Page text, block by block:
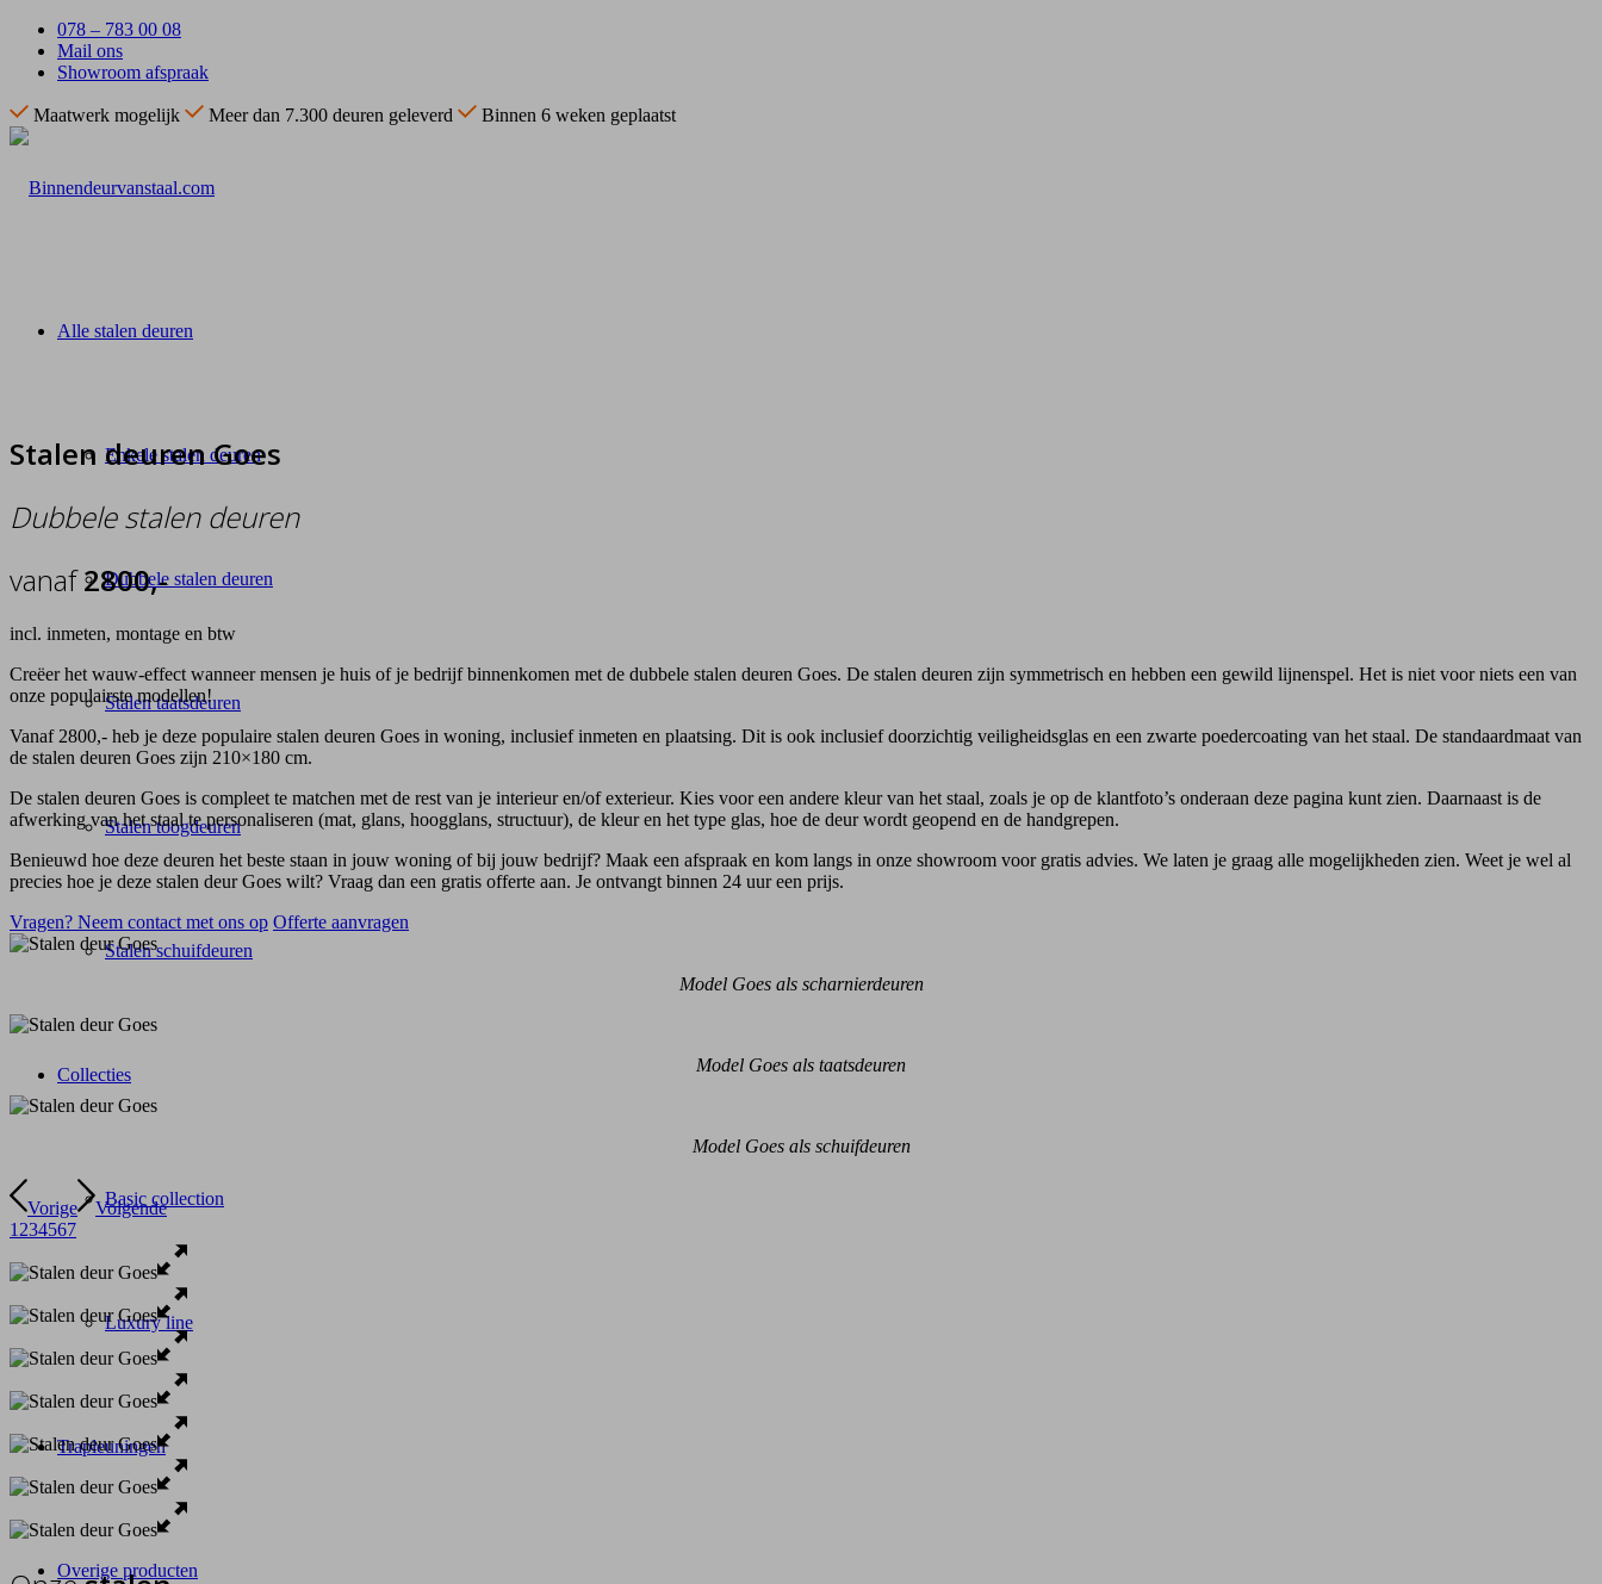
078 – 783 00 08
Mail ons
Showroom afspraak
Maatwerk mogelijk Meer dan 7.300 deuren geleverd Binnen 6 weken geplaatst
Alle stalen deuren
Enkele stalen deuren
Dubbele stalen deuren
Stalen taatsdeuren
Stalen toogdeuren
Stalen schuifdeuren
Collecties
Basic collection
Luxury line
Trapleuningen
Overige producten
Stalen deuren Goes
Dubbele stalen deuren
vanaf2800,-
incl. inmeten, montage en btw
Creëer het wauw-effect wanneer mensen je huis of je bedrijf binnenkomen met de dubbele stalen deuren Goes. De stalen deuren zijn symmetrisch en hebben een gewild lijnenspel. Het is niet voor niets een van
onze populairste modellen!
Vanaf 2800,- heb je deze populaire stalen deuren Goes in woning, inclusief inmeten en plaatsing. Dit is ook inclusief doorzichtig veiligheidsglas en een zwarte poedercoating van het staal. De standaardmaat van
de stalen deuren Goes zijn 210×180 cm.
De stalen deuren Goes is compleet te matchen met de rest van je interieur en/of exterieur. Kies voor een andere kleur van het staal, zoals je op de klantfoto’s onderaan deze pagina kunt zien. Daarnaast is de
afwerking van het staal te personaliseren (mat, glans, hoogglans, structuur), de kleur en het type glas, hoe de deur wordt geopend en de handgrepen.
Benieuwd hoe deze deuren het beste staan in jouw woning of bij jouw bedrijf? Maak een afspraak en kom langs in onze showroom voor gratis advies. We laten je graag alle mogelijkheden zien. Weet je wel al
precies hoe je deze stalen deur Goes wilt? Vraag dan een gratis offerte aan. Je ontvangt binnen 24 uur een prijs.
Vragen? Neem contact met ons op Offerte aanvragen
Model Goes als scharnierdeuren
Model Goes als taatsdeuren
Model Goes als schuifdeuren
Vorige
Volgende
1 234567